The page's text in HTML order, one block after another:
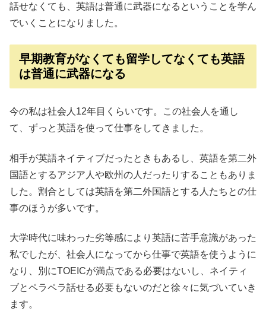
話せなくても、英語は普通に武器になるということを学ん
でいくことになりました。
早期教育がなくても留学してなくても英語
は普通に武器になる
今の私は社会人12年目くらいです。この社会人を通し
て、ずっと英語を使って仕事をしてきました。
相手が英語ネイティブだったときもあるし、英語を第二外
国語とするアジア人や欧州の人だったりすることもありま
した。割合としては英語を第二外国語とする人たちとの仕
事のほうが多いです。
大学時代に味わった劣等感により英語に苦手意識があった
私でしたが、社会人になってから仕事で英語を使うように
なり、別にTOEICが満点である必要はないし、ネイティ
ブとペラペラ話せる必要もないのだと徐々に気づいていき
ます。